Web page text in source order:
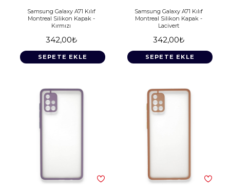
Samsung Galaxy A71 Kılıf
Montreal Silikon Kapak -
Kırmızı
342,00₺
SEPETE EKLE
Samsung Galaxy A71 Kılıf
Montreal Silikon Kapak -
Lacivert
342,00₺
SEPETE EKLE